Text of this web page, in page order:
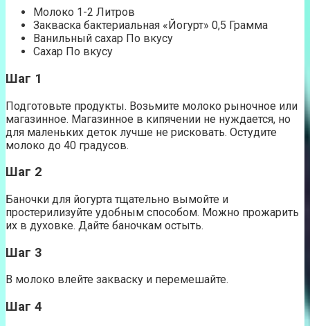
Молоко 1-2 Литров
Закваска бактериальная «Йогурт» 0,5 Грамма
Ванильный сахар По вкусу
Сахар По вкусу
Шаг 1
Подготовьте продукты. Возьмите молоко рыночное или
магазинное. Магазинное в кипячении не нуждается, но
для маленьких деток лучше не рисковать. Остудите
молоко до 40 градусов.
Шаг 2
Баночки для йогурта тщательно вымойте и
простерилизуйте удобным способом. Можно прожарить
их в духовке. Дайте баночкам остыть.
Шаг 3
В молоко влейте закваску и перемешайте.
Шаг 4